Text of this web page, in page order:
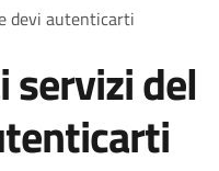
devi autenticarti
servizi del